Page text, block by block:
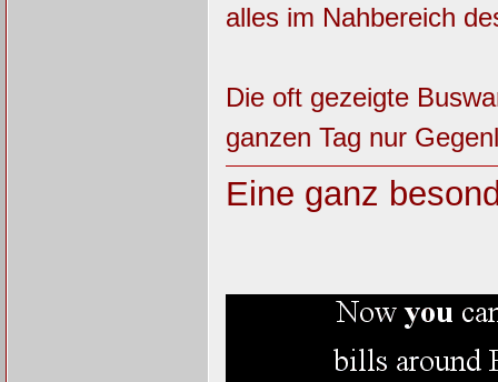
alles im Nahbereich
Die oft gezeigte
ganzen Tag nur
Eine ganz